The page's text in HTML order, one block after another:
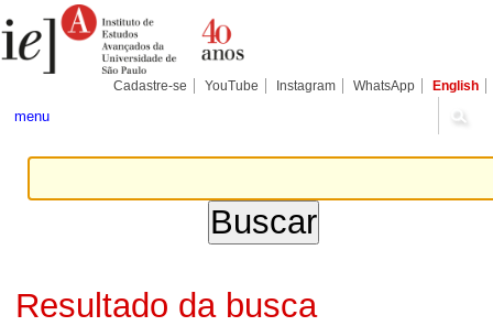
para
conteúdo.
Pessoais
Cadastre-se YouTube Instagram WhatsApp English
menu
Resultado da busca